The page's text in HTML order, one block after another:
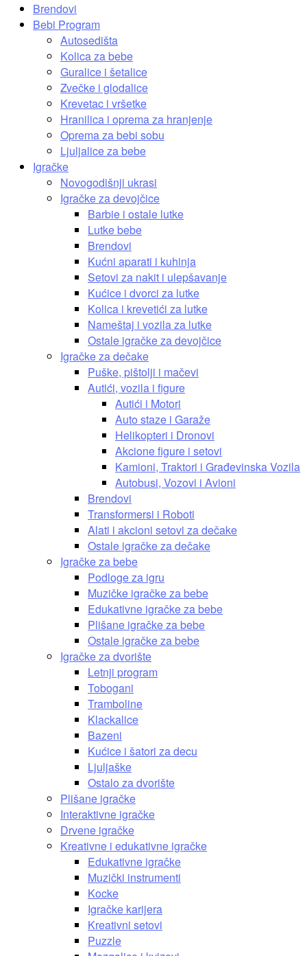
Brendovi
Bebi Program
Autosedišta
Kolica za bebe
Guralice i šetalice
Zvečke i glodalice
Krevetac i vršetke
Hranilica i oprema za hranjenje
Oprema za bebi sobu
Ljuljalice za bebe
Igračke
Novogodišnji ukrasi
Igračke za devojčice
Barbie i ostale lutke
Lutke bebe
Brendovi
Kućni aparati i kuhinja
Setovi za nakit i ulepšavanje
Kućice i dvorci za lutke
Kolica i krevetići za lutke
Nameštaj i vozila za lutke
Ostale igračke za devojčice
Igračke za dečake
Puške, pištolji i mačevi
Autići, vozila i figure
Autići i Motori
Auto staze i Garaže
Helikopteri i Dronovi
Akcione figure i setovi
Kamioni, Traktori i Građevinska Vozila
Autobusi, Vozovi i Avioni
Brendovi
Transformersi i Roboti
Alati i akcioni setovi za dečake
Ostale igračke za dečake
Igračke za bebe
Podloge za igru
Muzičke igračke za bebe
Edukativne igračke za bebe
Plišane igračke za bebe
Ostale igračke za bebe
Igračke za dvorište
Letnji program
Tobogani
Tramboline
Klackalice
Bazeni
Kućice i šatori za decu
Ljuljaške
Ostalo za dvorište
Plišane igračke
Interaktivne igračke
Drvene igračke
Kreativne i edukativne igračke
Edukativne igračke
Muzički instrumenti
Kocke
Igračke karijera
Kreativni setovi
Puzzle